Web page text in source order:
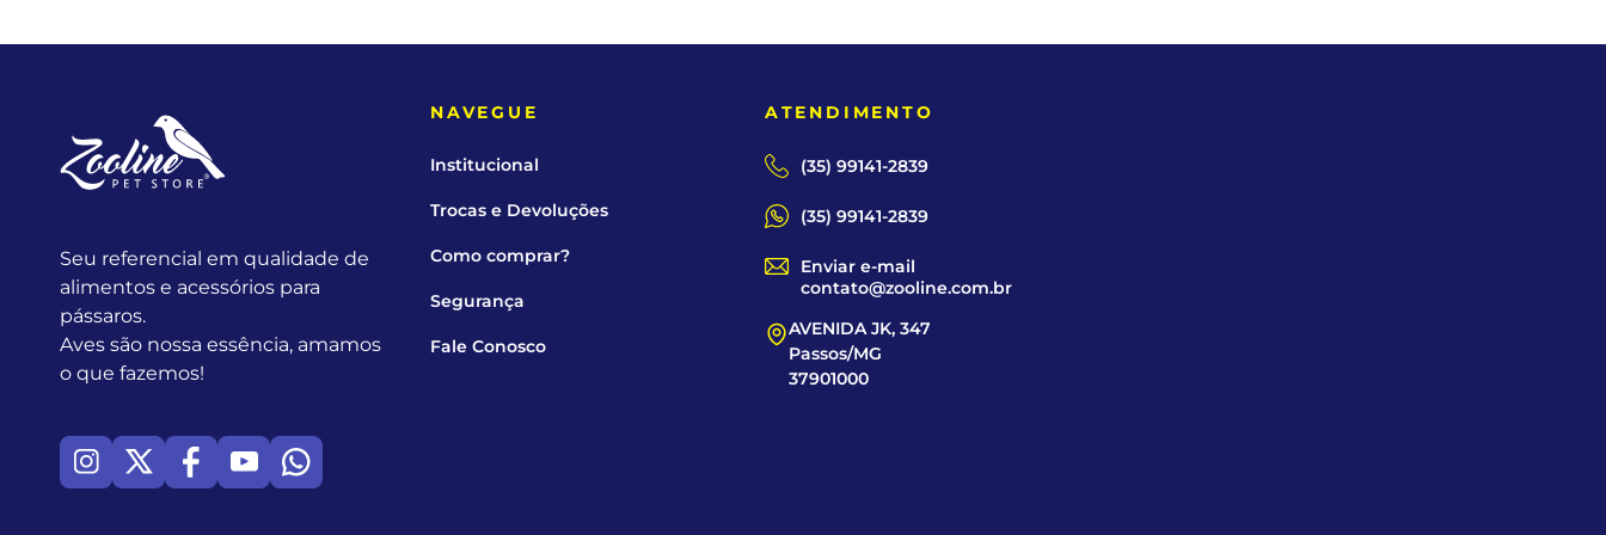
Seu referencial em qualidade de
alimentos e acessórios para
pássaros.
Aves são nossa essência, amamos
o que fazemos!
NAVEGUE
Institucional
Trocas e Devoluções
Como comprar?
Segurança
Fale Conosco
ATENDIMENTO
(35) 99141-2839
(35) 99141-2839
Enviar e-mail
contato@zooline.com.br
AVENIDA JK, 347
Passos/MG
37901000